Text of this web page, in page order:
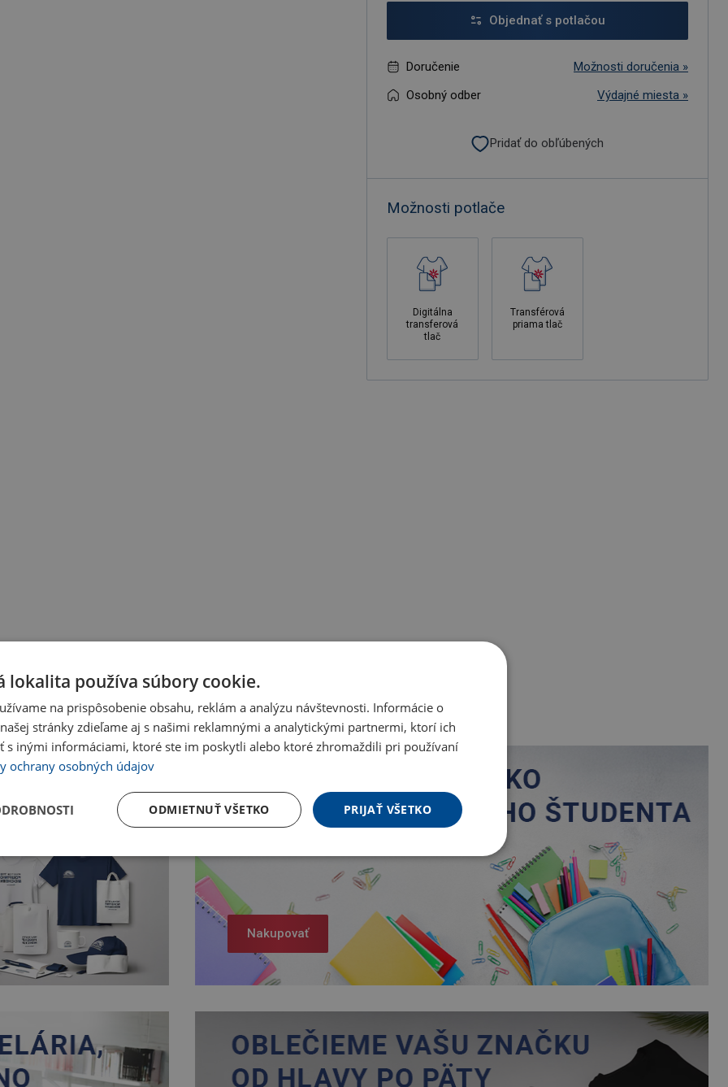
Objednať s potlačou
Doručenie
Možnosti doručenia »
Osobný odber
Výdajné miesta »
Pridať do obľúbených
Možnosti potlače
Digitálna
transferová
tlač
Transférová
priama tlač
Nakupovať
lokalita používa súbory cookie.
na prispôsobenie obsahu, reklám a analýzu návštevnosti. Informácie o
stránky zdieľame aj s našimi reklamnými a analytickými partnermi, ktorí ich
s inými informáciami, ktoré ste im poskytli alebo ktoré zhromaždili pri používaní
ochrany osobných údajov
PRIJAŤ VŠETKO
ODMIETNUŤ VŠETKO